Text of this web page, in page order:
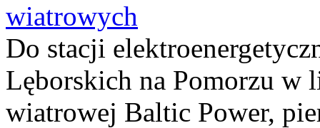
wiatrowych
Do stacji
Lęborskich na Pomorzu w
wiatrowej Baltic Power,